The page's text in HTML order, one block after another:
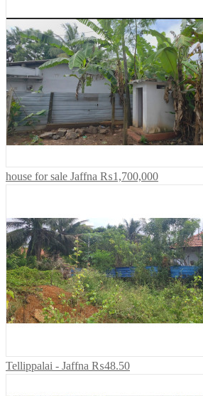
house for sale Jaffna ₨1,700,000
Tellippalai - Jaffna ₨48.50